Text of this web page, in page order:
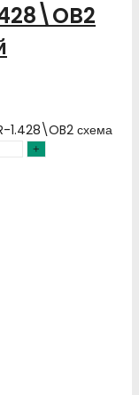
1.428\OB2 схема